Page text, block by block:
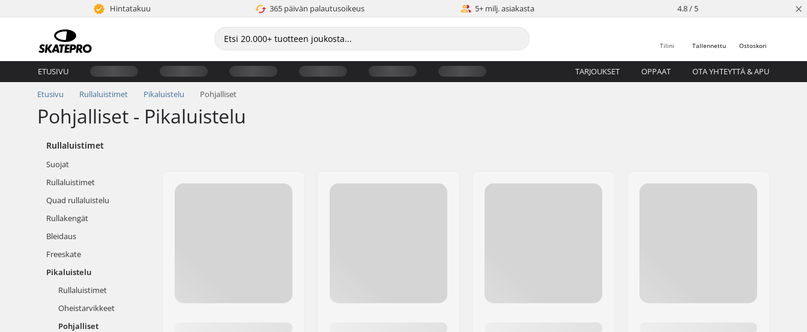
Hintatakuu 365 päivän palautusoikeus 5+ milj. asiakasta 4.8 / 5 ×
Ostoskori
Tallennettu
Tilini
ETUSIVU TARJOUKSET OPPAAT OTA YHTEYTTÄ & APU
Etusivu Rullaluistimet Pikaluistelu Pohjalliset
Pohjalliset - Pikaluistelu
Rullaluistimet
Suojat
Rullaluistimet
Quad rullaluistelu
Rullakengät
Bleidaus
Freeskate
Pikaluistelu
Rullaluistimet
Oheistarvikkeet
Pohjalliset